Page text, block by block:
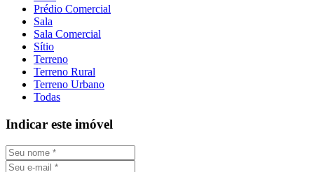
Prédio Comercial
Sala
Sala Comercial
Sítio
Terreno
Terreno Rural
Terreno Urbano
Todas
Indicar este imóvel